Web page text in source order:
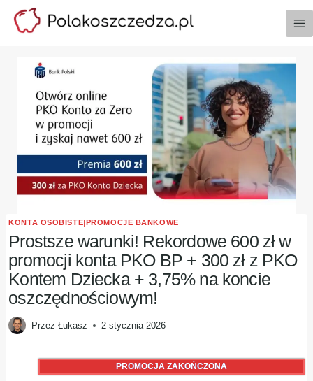
Przejdź
KONTA OSOBISTE|PROMOCJE BANKOWE
Prostsze warunki! Rekordowe 600 zł w
promocji konta PKO BP + 300 zł z PKO
Kontem Dziecka + 3,75% na koncie
oszczędnościowym!
Przez Łukasz 2 stycznia 2026
PROMOCJA ZAKOŃCZONA